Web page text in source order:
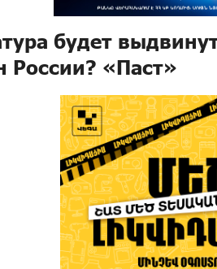
будет
России? «Паст»